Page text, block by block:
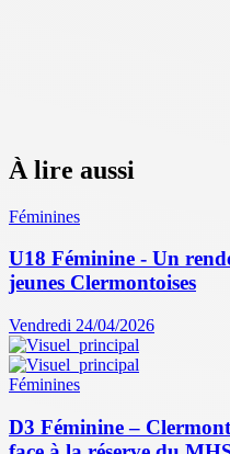
À lire aussi
Féminines
U18 Féminine - Un
jeunes Clermontoises
Vendredi 24/04/2026
Féminines
D3 Féminine –